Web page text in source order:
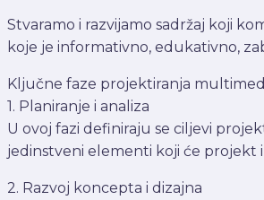
Stvaramo i razvijamo sadržaj koji
koje je informativno, edukativno,
Ključne faze projektiranja
1. Planiranje i analiza
U ovoj fazi definiraju se ciljevi
jedinstveni elementi koji će projekt
2. Razvoj koncepta i dizajna